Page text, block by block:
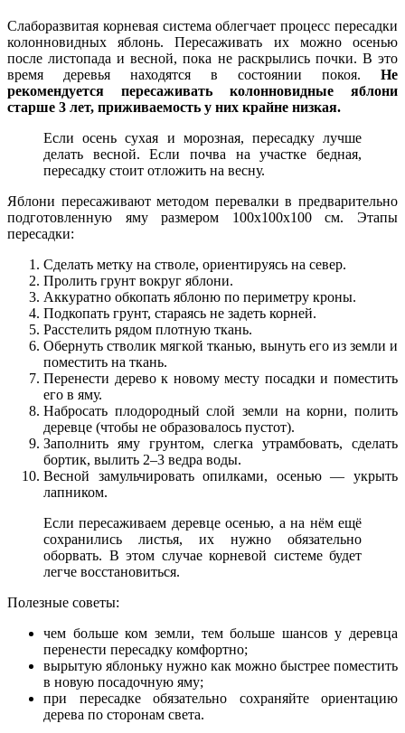
Слаборазвитая корневая система облегчает процесс пересадки
колонновидных яблонь. Пересаживать их можно осенью
после листопада и весной, пока не раскрылись почки. В это
время деревья находятся в состоянии покоя. Не
рекомендуется пересаживать колонновидные яблони
старше 3 лет, приживаемость у них крайне низкая.
Если осень сухая и морозная, пересадку лучше
делать весной. Если почва на участке бедная,
пересадку стоит отложить на весну.
Яблони пересаживают методом перевалки в предварительно
подготовленную яму размером 100х100х100 см. Этапы
пересадки:
Сделать метку на стволе, ориентируясь на север.
Пролить грунт вокруг яблони.
Аккуратно обкопать яблоню по периметру кроны.
Подкопать грунт, стараясь не задеть корней.
Расстелить рядом плотную ткань.
Обернуть стволик мягкой тканью, вынуть его из земли и
поместить на ткань.
Перенести дерево к новому месту посадки и поместить
его в яму.
Набросать плодородный слой земли на корни, полить
деревце (чтобы не образовалось пустот).
Заполнить яму грунтом, слегка утрамбовать, сделать
бортик, вылить 2–3 ведра воды.
Весной замульчировать опилками, осенью — укрыть
лапником.
Если пересаживаем деревце осенью, а на нём ещё
сохранились листья, их нужно обязательно
оборвать. В этом случае корневой системе будет
легче восстановиться.
Полезные советы:
чем больше ком земли, тем больше шансов у деревца
перенести пересадку комфортно;
вырытую яблоньку нужно как можно быстрее поместить
в новую посадочную яму;
при пересадке обязательно сохраняйте ориентацию
дерева по сторонам света.